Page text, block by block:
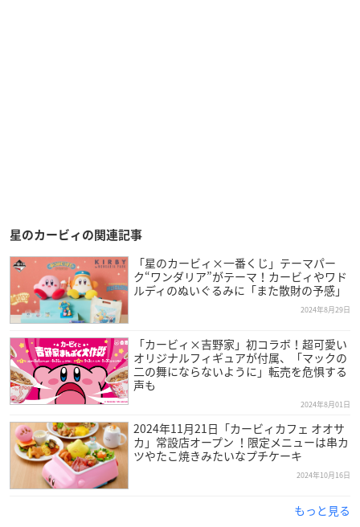
星のカービィの関連記事
「星のカービィ×一番くじ」テーマパー
ク“ワンダリア”がテーマ！カービィやワド
ルディのぬいぐるみに「また散財の予感」
2024年8月29日
「カービィ×吉野家」初コラボ！超可愛い
オリジナルフィギュアが付属、「マックの
二の舞にならないように」転売を危惧する
声も
2024年8月01日
2024年11月21日「カービィカフェ オオサ
カ」常設店オープン ！限定メニューは串カ
ツやたこ焼きみたいなプチケーキ
2024年10月16日
もっと見る